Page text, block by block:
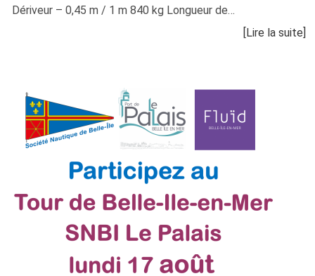
Dériveur – 0,45 m / 1 m 840 kg Longueur de…
[Lire la suite]